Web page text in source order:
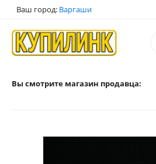
Ваш город: Варгаши
Вы смотрите магазин продавца: